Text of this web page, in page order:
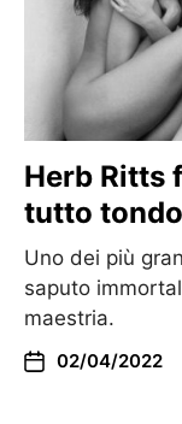
Herb Ritts
tutto tondo
Uno dei più
saputo
maestria.
02/04/2022